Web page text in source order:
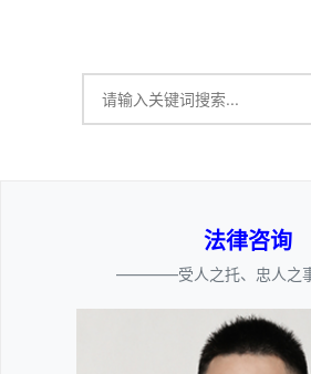
法律咨询
————受人之托、忠人